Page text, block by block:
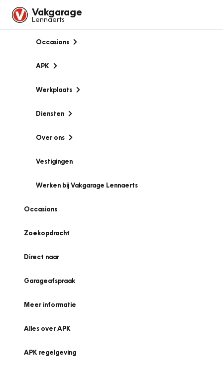
Vakgarage
Lennaerts
Occasions
APK
Werkplaats
Diensten
Over ons
Vestigingen
Werken bij Vakgarage Lennaerts
Occasions
Zoekopdracht
Direct naar
Garageafspraak
Meer informatie
Alles over APK
APK regelgeving